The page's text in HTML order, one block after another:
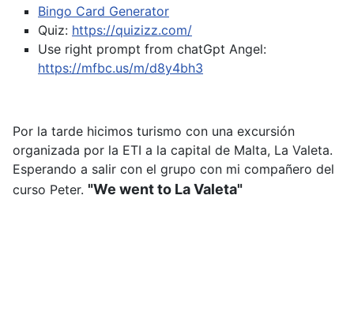
Bingo Card Generator
Quiz: https://quizizz.com/
Use right prompt from chatGpt Angel:
https://mfbc.us/m/d8y4bh3
Por la tarde hicimos turismo con una excursión
organizada por la ETI a la capital de Malta, La Valeta.
Esperando a salir con el grupo con mi compañero del
curso Peter. "We went to La Valeta"